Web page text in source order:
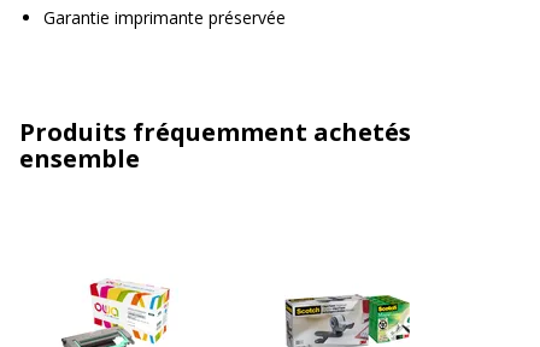
Garantie imprimante préservée
Produits fréquemment achetés
ensemble